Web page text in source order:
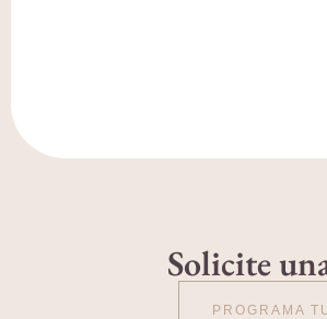
Solicite
PROGRAMA